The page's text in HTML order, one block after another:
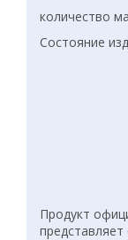
количество
Состояние
Продукт